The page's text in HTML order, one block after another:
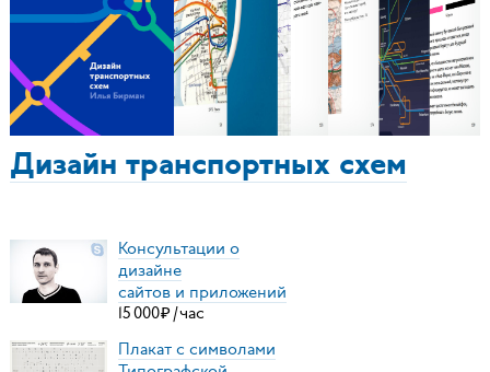
Дизайн транспортных схем
Консультации о
дизайне
сайтов и приложений
15000₽ /час
Плакат с символами